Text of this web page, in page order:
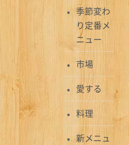
季節変わ
り定番メ
ニュー
市場
愛する
料理
新メニュ